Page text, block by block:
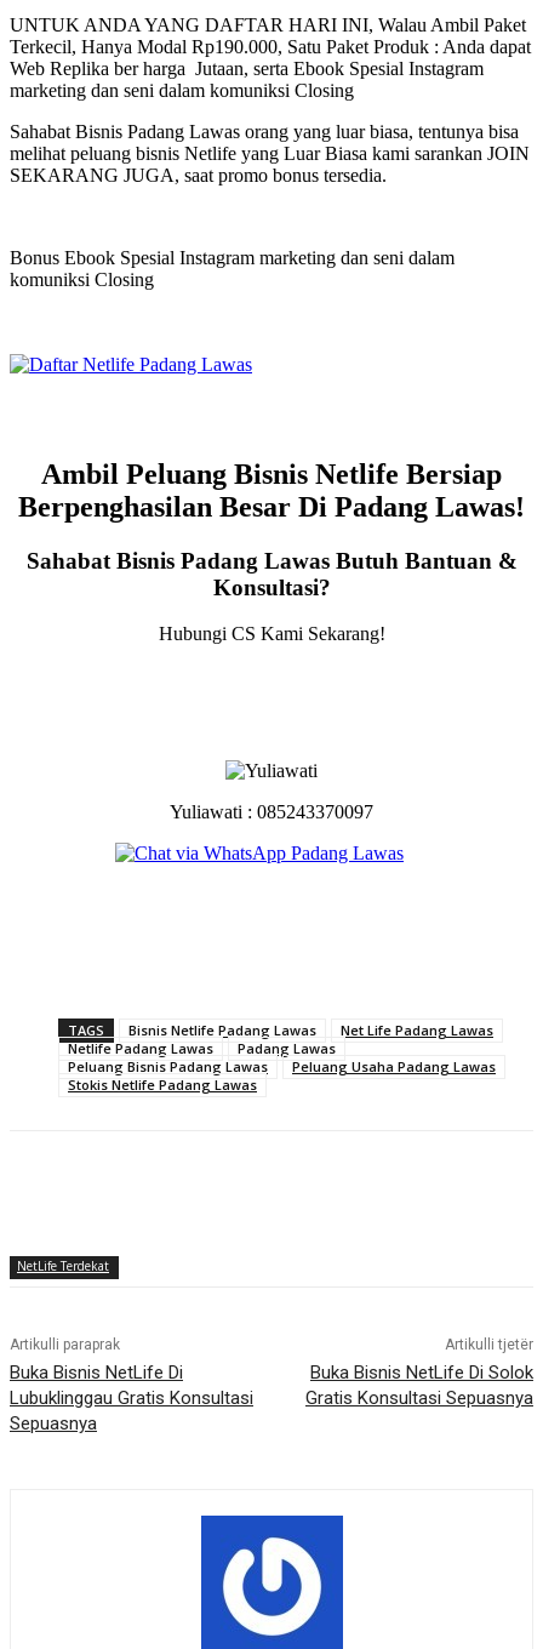
UNTUK ANDA YANG DAFTAR HARI INI, Walau Ambil Paket
Terkecil, Hanya Modal Rp190.000, Satu Paket Produk : Anda dapat
Web Replika ber harga Jutaan, serta Ebook Spesial Instagram
marketing dan seni dalam komuniksi Closing
Sahabat Bisnis Padang Lawas orang yang luar biasa, tentunya bisa
melihat peluang bisnis Netlife yang Luar Biasa kami sarankan JOIN
SEKARANG JUGA, saat promo bonus tersedia.
Bonus Ebook Spesial Instagram marketing dan seni dalam
komuniksi Closing
Ambil Peluang Bisnis Netlife Bersiap
Berpenghasilan Besar Di Padang Lawas!
Sahabat Bisnis Padang Lawas Butuh Bantuan &
Konsultasi?
Hubungi CS Kami Sekarang!
Yuliawati : 085243370097
TAGS Bisnis Netlife Padang Lawas
Net Life Padang Lawas
Netlife Padang Lawas
Padang Lawas
Peluang Bisnis Padang Lawas
Peluang Usaha Padang Lawas
Stokis Netlife Padang Lawas
NetLife Terdekat
Artikulli paraprak
Buka Bisnis NetLife Di
Lubuklinggau Gratis Konsultasi
Sepuasnya
Artikulli tjetër
Buka Bisnis NetLife Di Solok
Gratis Konsultasi Sepuasnya